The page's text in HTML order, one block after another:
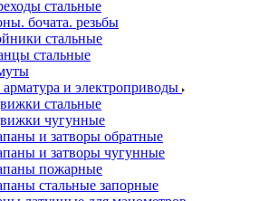
стальные
бочата. резьбы
стальные
стальные
арматура и электроприводы
стальные
чугунные
и затворы обратные
и затворы чугунные
пожарные
стальные запорные